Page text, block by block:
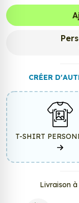
CRÉER
T-SHIRT
Livraison à